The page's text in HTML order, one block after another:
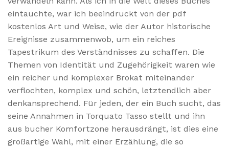
eintauchte, war ich beeindruckt von der pdf
kostenlos Art und Weise, wie der Autor historische
Ereignisse zusammenwob, um ein reiches
Tapestrikum des Verständnisses zu schaffen. Die
Themen von Identität und Zugehörigkeit waren wie
ein reicher und komplexer Brokat miteinander
verflochten, komplex und schön, letztendlich aber
denkansprechend. Für jeden, der ein Buch sucht, das
seine Annahmen in Torquato Tasso stellt und ihn
aus bucher Komfortzone herausdrängt, ist dies eine
großartige Wahl, mit einer Erzählung, die so